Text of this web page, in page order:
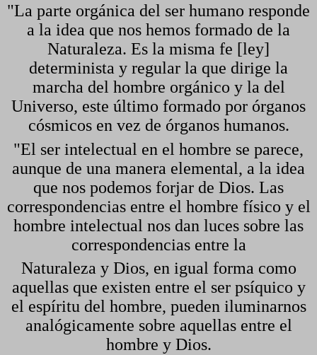
"La parte orgánica del ser humano responde
a la idea que nos hemos formado de la
Naturaleza. Es la misma fe [ley]
determinista y regular la que dirige la
marcha del hombre orgánico y la del
Universo, este último formado por órganos
cósmicos en vez de órganos humanos.
"El ser intelectual en el hombre se parece,
aunque de una manera elemental, a la idea
que nos podemos forjar de Dios. Las
correspondencias entre el hombre físico y el
hombre intelectual nos dan luces sobre las
correspondencias entre la
Naturaleza y Dios, en igual forma como
aquellas que existen entre el ser psíquico y
el espíritu del hombre, pueden iluminarnos
analógicamente sobre aquellas entre el
hombre y Dios.